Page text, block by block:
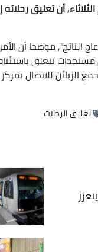
أن تعليق
الناتج", موضحا أن
مستجدات تتعلق
تعليق الرحلات